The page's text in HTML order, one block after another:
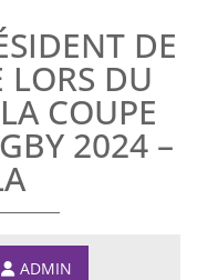
DE
LORS DU
COUPE
2024 –
ADMIN